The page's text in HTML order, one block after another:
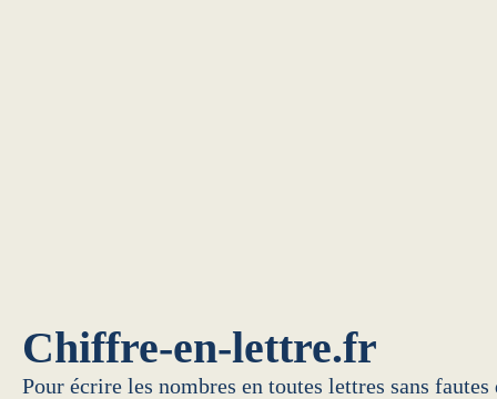
Chiffre-en-lettre.fr
Pour écrire les nombres en toutes lettres sans